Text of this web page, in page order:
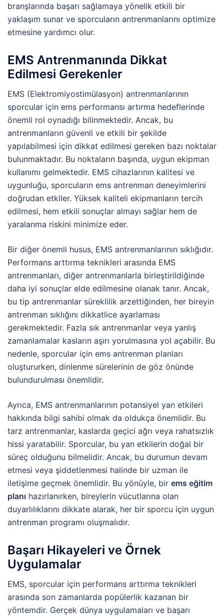
branşlarında başarı sağlamaya yönelik etkili bir
yaklaşım sunar ve sporcuların antrenmanlarını optimize
etmesine yardımcı olur.
EMS Antrenmanında Dikkat
Edilmesi Gerekenler
EMS (Elektromiyostimülasyon) antrenmanlarının
sporcular için ems performansı artırma hedeflerinde
önemli rol oynadığı bilinmektedir. Ancak, bu
antrenmanların güvenli ve etkili bir şekilde
yapılabilmesi için dikkat edilmesi gereken bazı noktalar
bulunmaktadır. Bu noktaların başında, uygun ekipman
kullanımı gelmektedir. EMS cihazlarının kalitesi ve
uygunluğu, sporcuların ems antrenman deneyimlerini
doğrudan etkiler. Yüksek kaliteli ekipmanların tercih
edilmesi, hem etkili sonuçlar almayı sağlar hem de
yaralanma riskini minimize eder.
Bir diğer önemli husus, EMS antrenmanlarının sıklığıdır.
Performans arttırma teknikleri arasında EMS
antrenmanları, diğer antrenmanlarla birleştirildiğinde
daha iyi sonuçlar elde edilmesine olanak tanır. Ancak,
bu tip antrenmanlar süreklilik arzettiğinden, her bireyin
antrenman sıklığını dikkatlice ayarlaması
gerekmektedir. Fazla sık antrenmanlar veya yanlış
zamanlamalar kasların aşırı yorulmasına yol açabilir. Bu
nedenle, sporcular için ems antrenman planları
oluştururken, dinlenme sürelerinin de göz önünde
bulundurulması önemlidir.
Ayrıca, EMS antrenmanlarının potansiyel yan etkileri
hakkında bilgi sahibi olmak da oldukça önemlidir. Bu
tarz antrenmanlar, kaslarda geçici ağrı veya rahatsızlık
hissi yaratabilir. Sporcular, bu yan etkilerin doğal bir
süreç olduğunu bilmelidir. Ancak, bu durumun devam
etmesi veya şiddetlenmesi halinde bir uzman ile
iletişime geçmek önemlidir. Bu yönüyle, bir ems eğitim
planı hazırlanırken, bireylerin vücutlarına olan
duyarlılıklarını dikkate alarak, her bir sporcu için uygun
antrenman programı oluşmalıdır.
Başarı Hikayeleri ve Örnek
Uygulamalar
EMS, sporcular için performans arttırma teknikleri
arasında son zamanlarda popülerlik kazanan bir
yöntemdir. Gerçek dünya uygulamaları ve başarı